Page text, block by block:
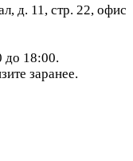
д. 11, стр. 22, офис
до 18:00.
заранее.